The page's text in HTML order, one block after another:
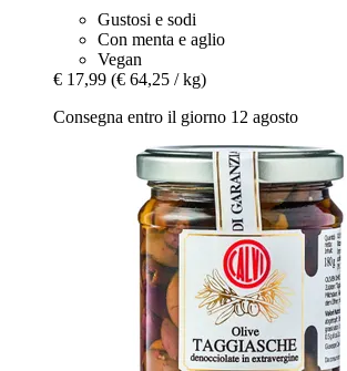
Gustosi e sodi
Con menta e aglio
Vegan
€ 17,99 (€ 64,25 / kg)
Consegna entro il giorno 12 agosto